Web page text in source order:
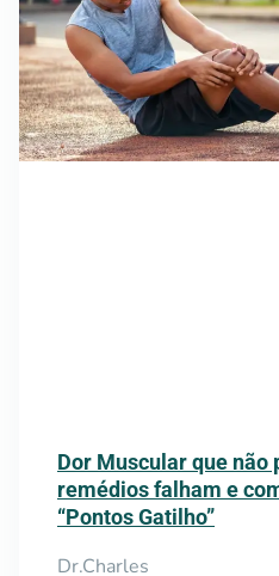
Dor Muscular que não
remédios falham e
“Pontos Gatilho”
Dr.Charles